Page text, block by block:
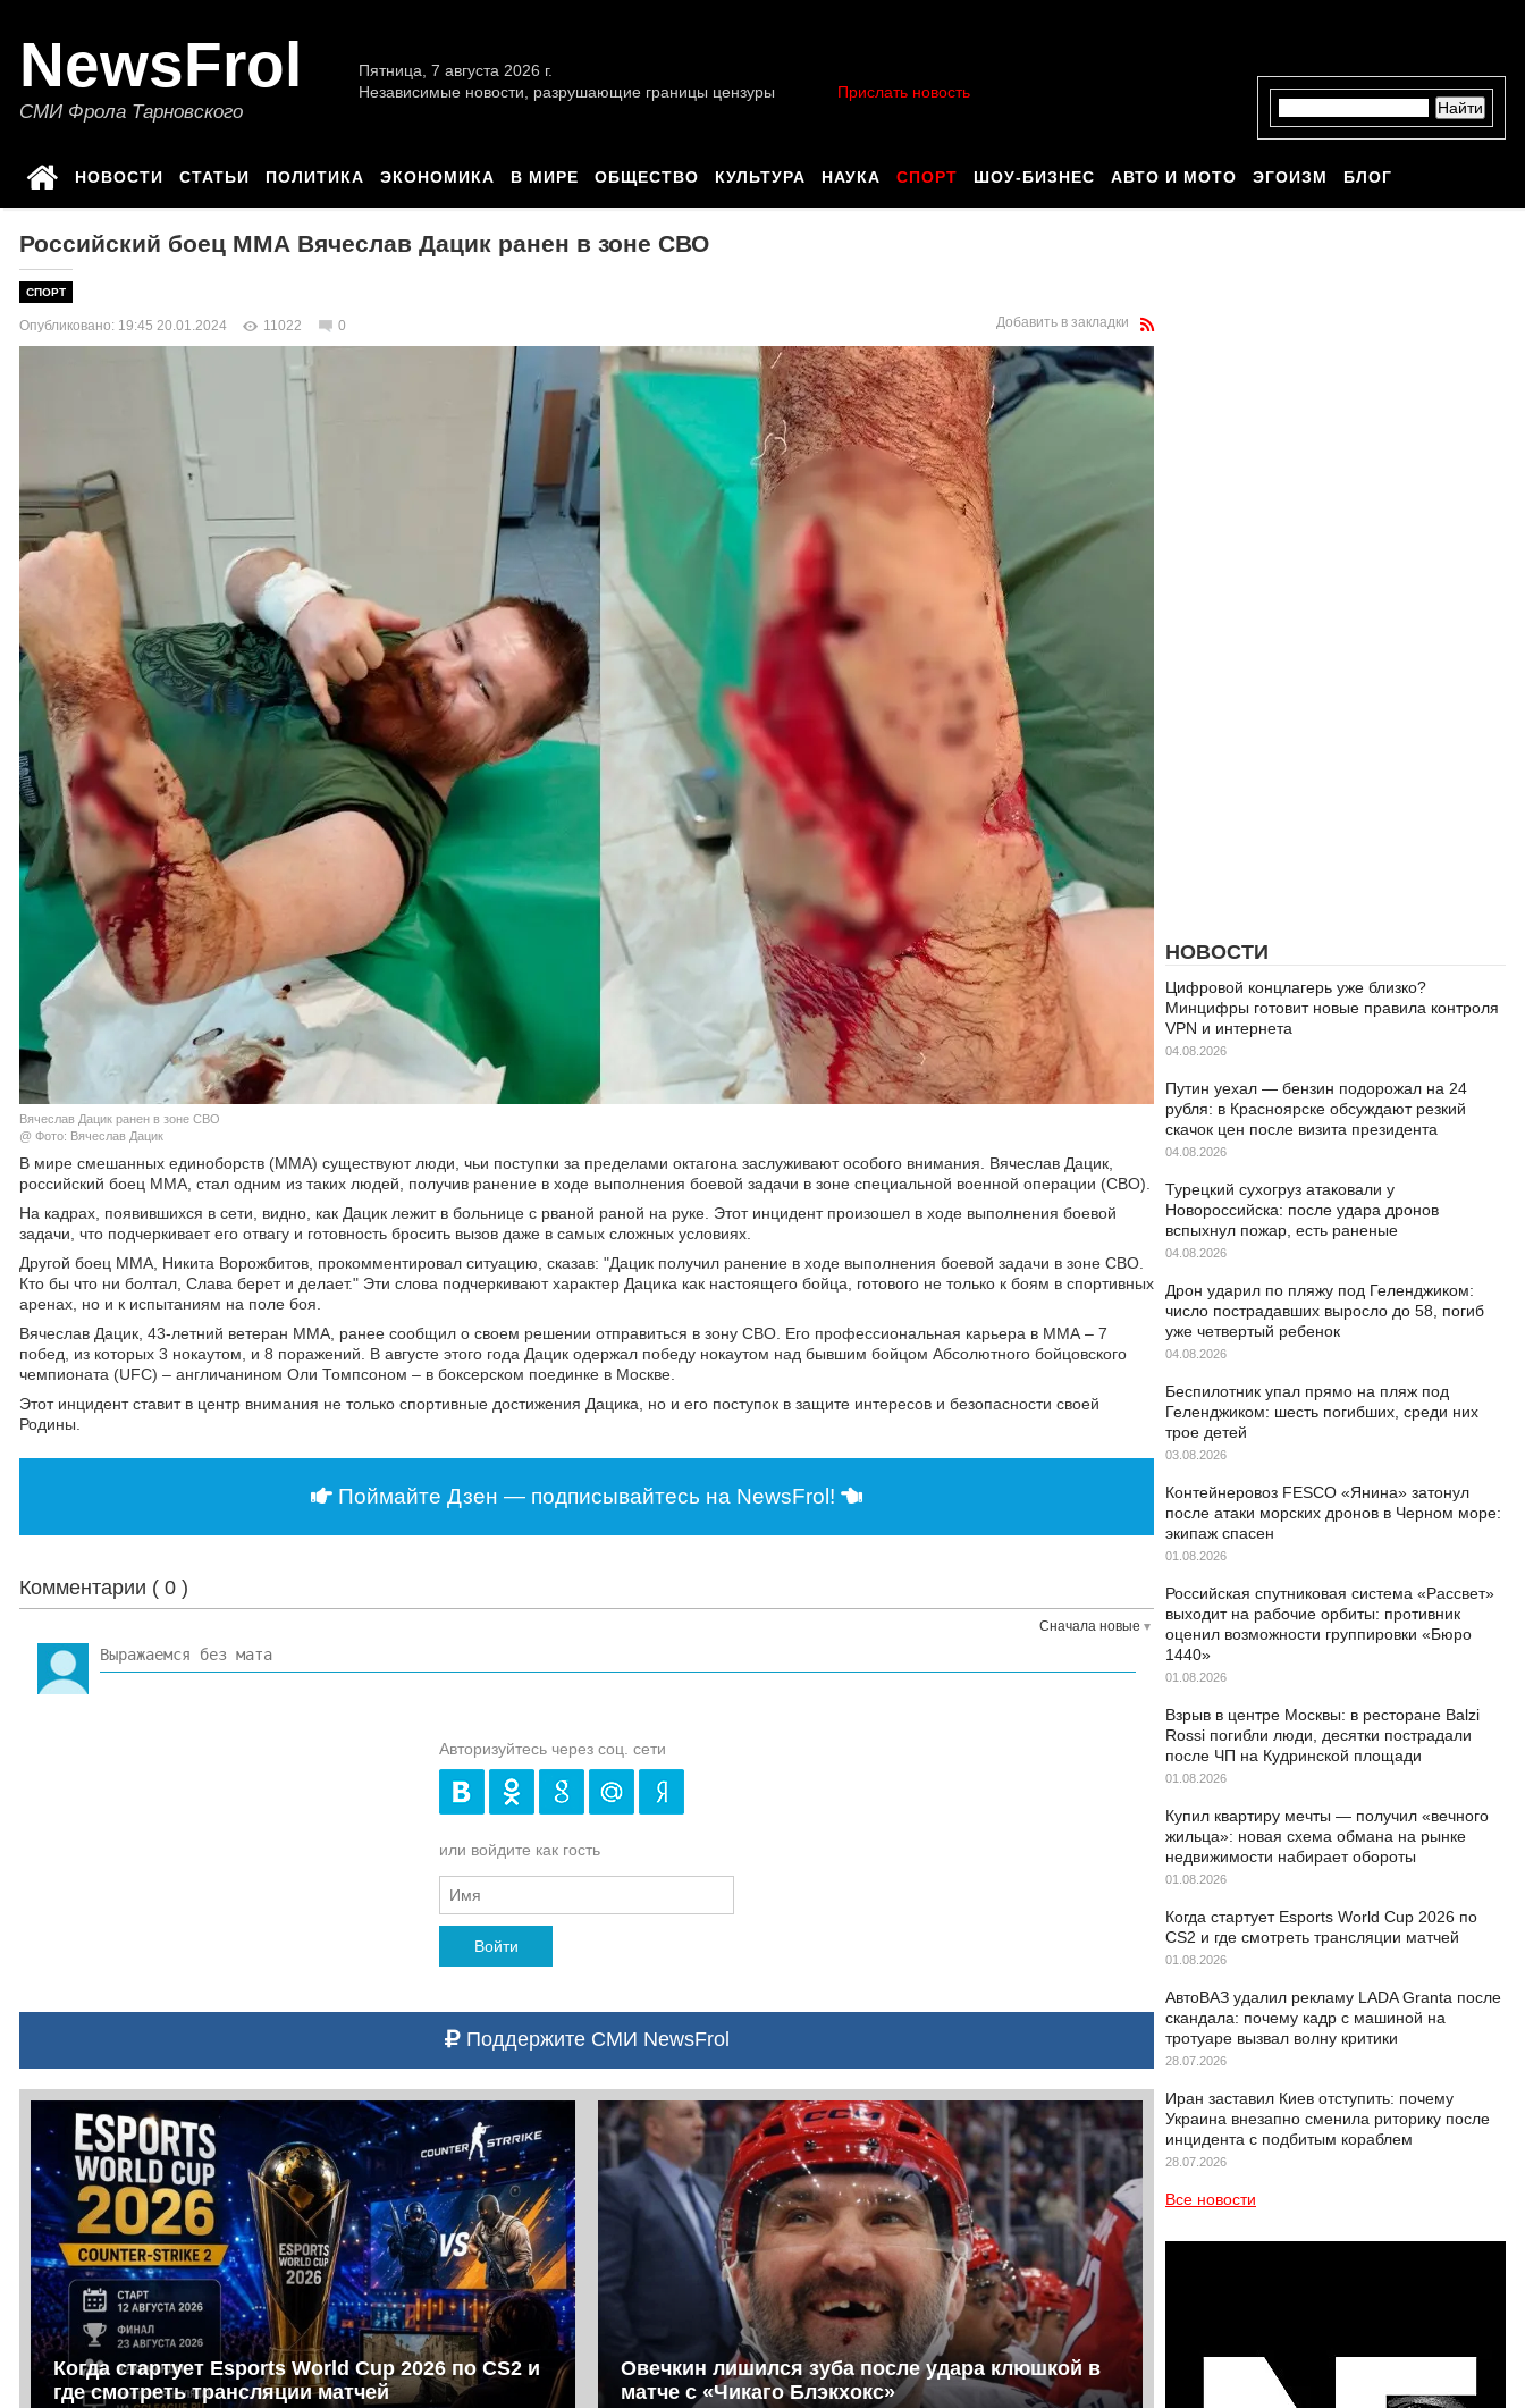
NewsFrol
СМИ Фрола Тарновского
Пятница, 7 августа 2026 г.
Независимые новости, разрушающие границы цензуры
Прислать новость
НОВОСТИ СТАТЬИ ПОЛИТИКА ЭКОНОМИКА В МИРЕ ОБЩЕСТВО КУЛЬТУРА НАУКА СПОРТ ШОУ-БИЗНЕС АВТО И МОТО ЭГОИЗМ БЛОГ
Российский боец ММА Вячеслав Дацик ранен в зоне СВО
СПОРТ
Опубликовано: 19:45 20.01.2024 11022 0 Добавить в закладки
Вячеслав Дацик ранен в зоне СВО
@ Фото: Вячеслав Дацик
В мире смешанных единоборств (ММА) существуют люди, чьи поступки за пределами октагона заслуживают особого внимания. Вячеслав Дацик,
российский боец ММА, стал одним из таких людей, получив ранение в ходе выполнения боевой задачи в зоне специальной военной операции (СВО).
На кадрах, появившихся в сети, видно, как Дацик лежит в больнице с рваной раной на руке. Этот инцидент произошел в ходе выполнения боевой
задачи, что подчеркивает его отвагу и готовность бросить вызов даже в самых сложных условиях.
Другой боец ММА, Никита Ворожбитов, прокомментировал ситуацию, сказав: "Дацик получил ранение в ходе выполнения боевой задачи в зоне СВО.
Кто бы что ни болтал, Слава берет и делает." Эти слова подчеркивают характер Дацика как настоящего бойца, готового не только к боям в спортивных
аренах, но и к испытаниям на поле боя.
Вячеслав Дацик, 43-летний ветеран ММА, ранее сообщил о своем решении отправиться в зону СВО. Его профессиональная карьера в ММА – 7
побед, из которых 3 нокаутом, и 8 поражений. В августе этого года Дацик одержал победу нокаутом над бывшим бойцом Абсолютного бойцовского
чемпионата (UFC) – англичанином Оли Томпсоном – в боксерском поединке в Москве.
Этот инцидент ставит в центр внимания не только спортивные достижения Дацика, но и его поступок в защите интересов и безопасности своей
Родины.
Поймайте Дзен — подписывайтесь на NewsFrol!
Комментарии ( 0 )
Сначала новые
Авторизуйтесь через соц. сети
или войдите как гость
Войти
Поддержите СМИ NewsFrol
Когда стартует Esports World Cup 2026 по CS2 и
где смотреть трансляции матчей
Овечкин лишился зуба после удара клюшкой в
матче с «Чикаго Блэкхокс»
НОВОСТИ
Цифровой концлагерь уже близко?
Минцифры готовит новые правила контроля
VPN и интернета
04.08.2026
Путин уехал — бензин подорожал на 24
рубля: в Красноярске обсуждают резкий
скачок цен после визита президента
04.08.2026
Турецкий сухогруз атаковали у
Новороссийска: после удара дронов
вспыхнул пожар, есть раненые
04.08.2026
Дрон ударил по пляжу под Геленджиком:
число пострадавших выросло до 58, погиб
уже четвертый ребенок
04.08.2026
Беспилотник упал прямо на пляж под
Геленджиком: шесть погибших, среди них
трое детей
03.08.2026
Контейнеровоз FESCO «Янина» затонул
после атаки морских дронов в Черном море:
экипаж спасен
01.08.2026
Российская спутниковая система «Рассвет»
выходит на рабочие орбиты: противник
оценил возможности группировки «Бюро
1440»
01.08.2026
Взрыв в центре Москвы: в ресторане Balzi
Rossi погибли люди, десятки пострадали
после ЧП на Кудринской площади
01.08.2026
Купил квартиру мечты — получил «вечного
жильца»: новая схема обмана на рынке
недвижимости набирает обороты
01.08.2026
Когда стартует Esports World Cup 2026 по
CS2 и где смотреть трансляции матчей
01.08.2026
АвтоВАЗ удалил рекламу LADA Granta после
скандала: почему кадр с машиной на
тротуаре вызвал волну критики
28.07.2026
Иран заставил Киев отступить: почему
Украина внезапно сменила риторику после
инцидента с подбитым кораблем
28.07.2026
Все новости